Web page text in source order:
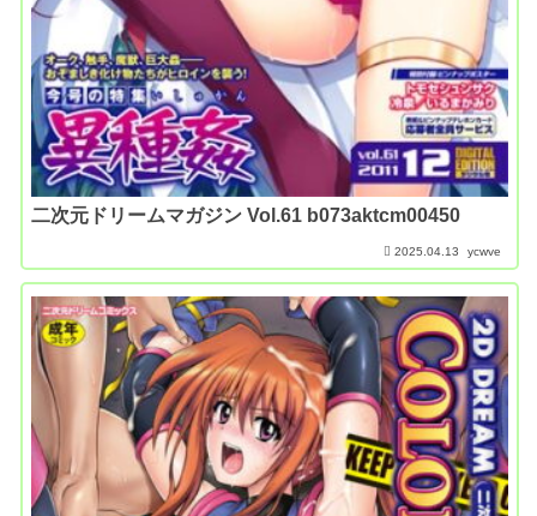
二次元ドリームマガジン Vol.61 b073aktcm00450
2025.04.13 ycwve